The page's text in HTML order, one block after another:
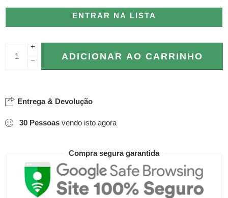
ENTRAR NA LISTA
+
−
ADICIONAR AO CARRINHO
Entrega & Devolução
30 Pessoas vendo isto agora
Compra segura garantida